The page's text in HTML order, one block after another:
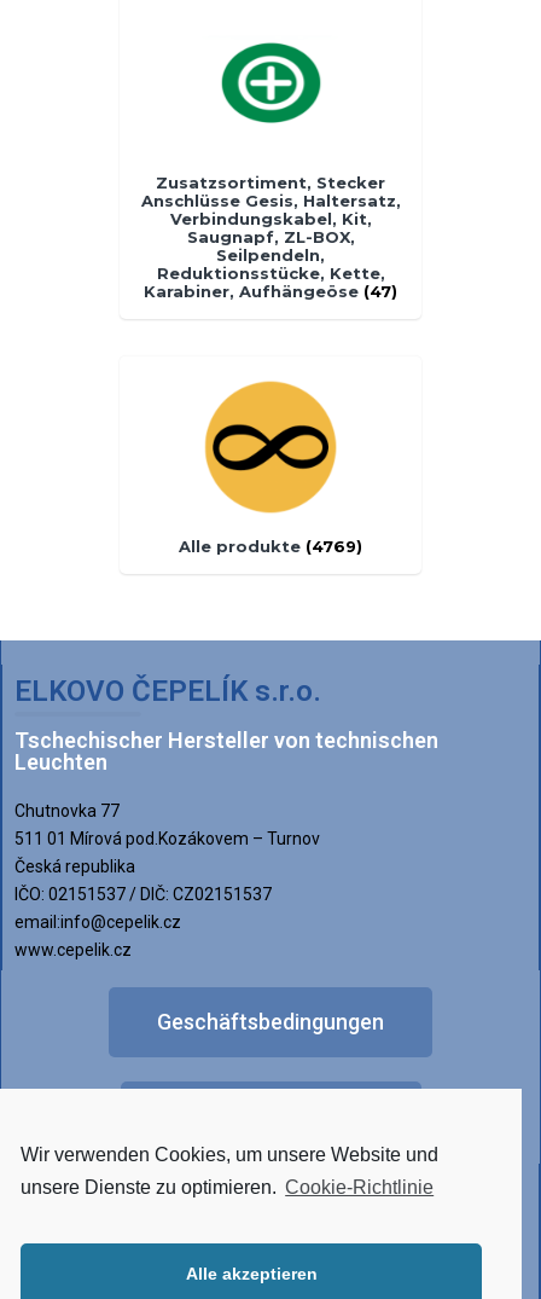
Zusatzsortiment, Stecker
Anschlüsse Gesis, Haltersatz,
Verbindungskabel, Kit,
Saugnapf, ZL-BOX,
Seilpendeln,
Reduktionsstücke, Kette,
Karabiner, Aufhängeöse (47)
Alle produkte (4769)
ELKOVO ČEPELÍK s.r.o.
Tschechischer Hersteller von technischen
Leuchten
Chutnovka 77
511 01 Mírová pod.Kozákovem – Turnov
Česká republika
IČO: 02151537 / DIČ: CZ02151537
email:info@cepelik.cz
www.cepelik.cz
Geschäftsbedingungen
Anderes Lichtdesign
Wir verwenden Cookies, um unsere Website und
unsere Dienste zu optimieren. Cookie-Richtlinie
Alle akzeptieren